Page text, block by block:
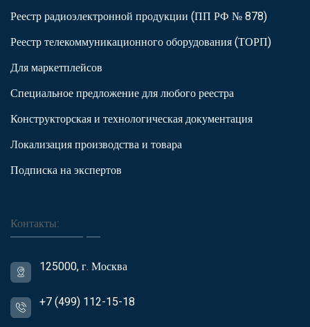
Реестр радиоэлектронной продукции (ПП РФ № 878)
Реестр телекоммуникационного оборудования (ТОРП)
Для маркетплейсов
Специальное предложение для любого реестра
Конструкторская и технологическая документация
Локализация производства и товара
Подписка на экспертов
Контакты:
125000, г. Москва
+7 (499) 112-15-18